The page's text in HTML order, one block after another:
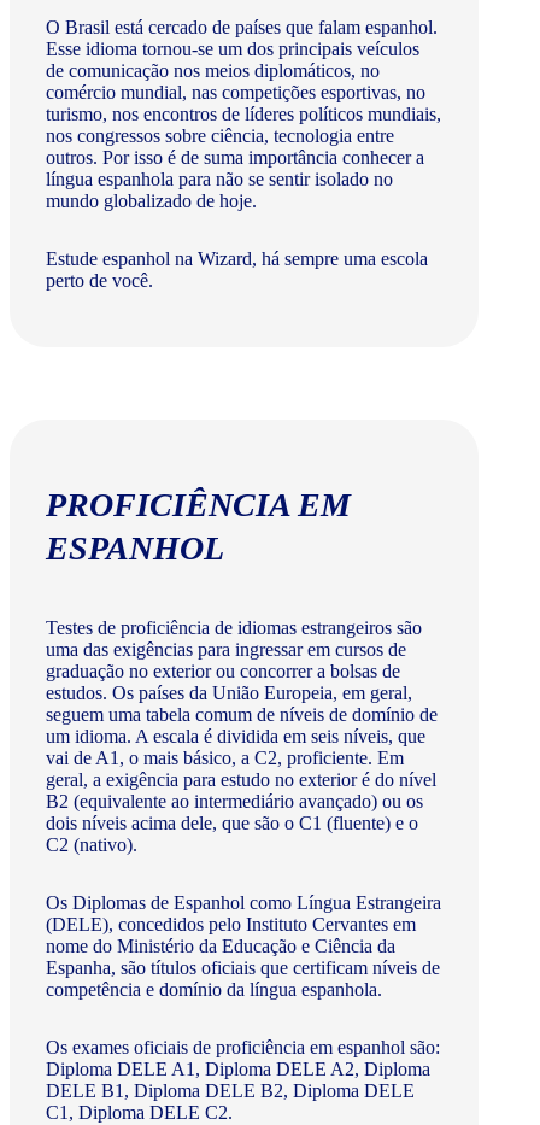
O Brasil está cercado de países que falam espanhol.
Esse idioma tornou-se um dos principais veículos
de comunicação nos meios diplomáticos, no
comércio mundial, nas competições esportivas, no
turismo, nos encontros de líderes políticos mundiais,
nos congressos sobre ciência, tecnologia entre
outros. Por isso é de suma importância conhecer a
língua espanhola para não se sentir isolado no
mundo globalizado de hoje.
Estude espanhol na Wizard, há sempre uma escola
perto de você.
PROFICIÊNCIA EM
ESPANHOL
Testes de proficiência de idiomas estrangeiros são
uma das exigências para ingressar em cursos de
graduação no exterior ou concorrer a bolsas de
estudos. Os países da União Europeia, em geral,
seguem uma tabela comum de níveis de domínio de
um idioma. A escala é dividida em seis níveis, que
vai de A1, o mais básico, a C2, proficiente. Em
geral, a exigência para estudo no exterior é do nível
B2 (equivalente ao intermediário avançado) ou os
dois níveis acima dele, que são o C1 (fluente) e o
C2 (nativo).
Os Diplomas de Espanhol como Língua Estrangeira
(DELE), concedidos pelo Instituto Cervantes em
nome do Ministério da Educação e Ciência da
Espanha, são títulos oficiais que certificam níveis de
competência e domínio da língua espanhola.
Os exames oficiais de proficiência em espanhol são:
Diploma DELE A1, Diploma DELE A2, Diploma
DELE B1, Diploma DELE B2, Diploma DELE
C1, Diploma DELE C2.